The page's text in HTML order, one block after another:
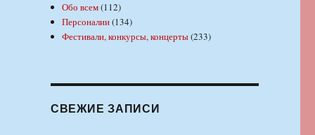
Обо всем(112)
Персоналии(134)
Фестивали, конкурсы, концерты(233)
СВЕЖИЕ ЗАПИСИ